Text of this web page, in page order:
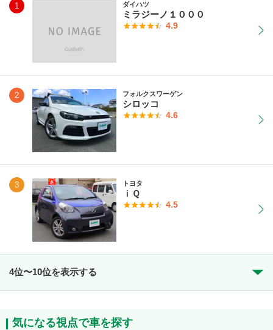
1 ダイハツ
ミラジーノ１０００
4.9
2 フォルクスワーゲン
シロッコ
4.6
3 トヨタ
ｉＱ
4.5
4位〜10位を表示する
気になる視点で車を探す